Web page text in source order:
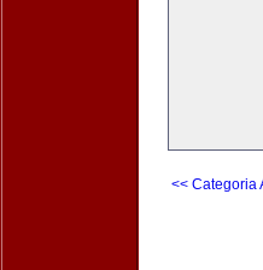
<< Categoria